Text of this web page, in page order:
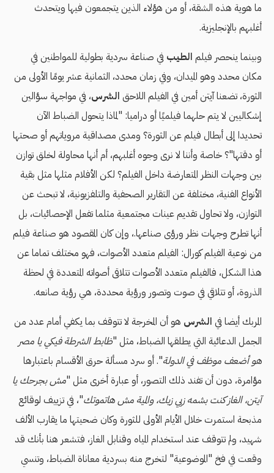
ما هوية هذه الشقة، أو من هؤلاء الذين يتجمعون فيها ويتحدث
أغلبهم بالإنجليزية.
وبينما ينحصر فيلم الطيب في صناعة سردية بطولية للمواطنين في
مكان محدد وهو الميدان، وفي زمان محدد، الثمانية عشر يومًا الأولى من
الثورة، تضعنا آيتن أمين في الفيلم اللاحق الشرس، في مواجهة سؤالين
إشكاليين لا يتم حلهما فيلميًا أو دراميا: "لماذا يتحول الضباط الآن
تحديدا إلى أبطال فيلم عن الثورة؟ ومدى مصداقية مروياتهم أو صحتها
أو دقتها"؟ خاصة وأننا لا نرى وجوه أغلبهم، أم أنها محاولة لخلق توازن
بين وجهات النظر المتعارضة داخل الفيلم؟ لكن الأفلام مثلها مثل بقية
الأنواع الفنية، مختلفة عن التقارير الصحفية والتلفزيونية، لا تبحث عن
التوازن، ولا تحاول تقديم عينات مجتمعية مثلما تفعل الإحصائيات، بل
أنها تطرح وجهات نظر ورؤى صناعها.، وإن كان المقصود هو صناعة فيلم
من نوعية الفيلم كورال: الفيلم متعدد الأصوات، فهو مختلف تماما عن
هذا الشكل، فالفيلم متعدد الأصوات تتلاقى أصواته المتعددة في لحظة
الذروة، أو تتلاقي في صوت وتصور ورؤية محددة، هي رؤية صانعه.
المربك أيضا في الشرس هو أن المخرجة لا تتوقف بما يكفي أمام عدد من
الجمل الدعائية التي يطلقها الضباط، مثل "ظابط الشرطة فيكي يا مصر
هو أضعف موظف في الدولة". أو سرد مسألة حرق الأقسام باعتبارها
مؤامرة، دون أن تفند ذلك التصور، أو عبارة أخرى مثل "مش بجرحك يا
آيتن، الغاز كنت بشمه زيي زيك، والمية مش هاتموتك"، في تزييف لوقائع
مذبحة استمرت خلال الأيام الأولى للثورة وكان ضحيتها ما يقارب الألف
شهيد، ولم تتوقف عند استخدام المياه وقنابل الغاز، فتشعر هنا بأنك قد
وقعت في فخ "الموضوعية" لتخرج منه بسردية معاناة الضباط، وتنسي